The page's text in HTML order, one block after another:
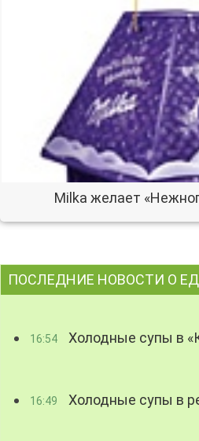
Milka желает
ПОСЛЕДНИЕ НОВОСТИ О
16:54 Холодные супы в
16:49 Холодные супы в